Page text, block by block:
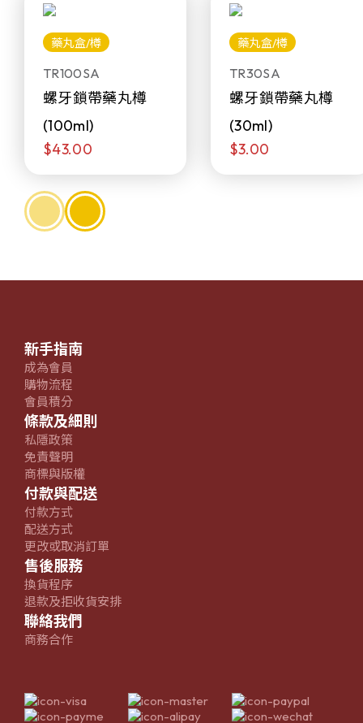
藥丸盒/樽
TR100SA
螺牙鎖帶藥丸樽
(100ml)
$43.00
藥丸盒/樽
TR30SA
螺牙鎖帶藥丸樽
(30ml)
$3.00
新手指南
成為會員
購物流程
會員積分
條款及細則
私隱政策
免責聲明
商標與版權
付款與配送
付款方式
配送方式
更改或取消訂單
售後服務
換貨程序
退款及拒收貨安排
聯絡我們
商務合作